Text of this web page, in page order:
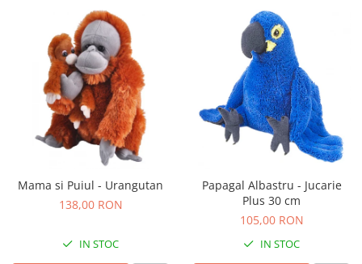
Mama si Puiul - Urangutan
138,00 RON
IN STOC
Papagal Albastru - Jucarie
Plus 30 cm
105,00 RON
IN STOC